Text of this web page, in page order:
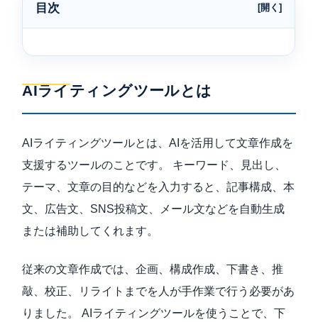
目次
AIライティングツールとは
AIライティングツールとは、AIを活用して文章作成を
支援するツールのことです。 キーワード、見出し、
テーマ、文章の目的などを入力すると、記事構成、本
文、広告文、SNS投稿文、メール文などを自動生成
または補助してくれます。
従来の文章作成では、企画、構成作成、下書き、推
敲、校正、リライトまでを人が手作業で行う必要があ
りました。 AIライティングツールを使うことで、下